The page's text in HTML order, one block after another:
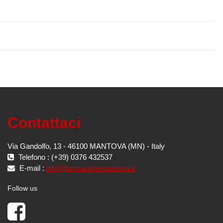
Contattaci
Via Gandolfo, 13 - 46100 MANTOVA (MN) - Italy
Telefono : (+39) 0376 432537
E-mail : info@formazionemantova.it
Follow us